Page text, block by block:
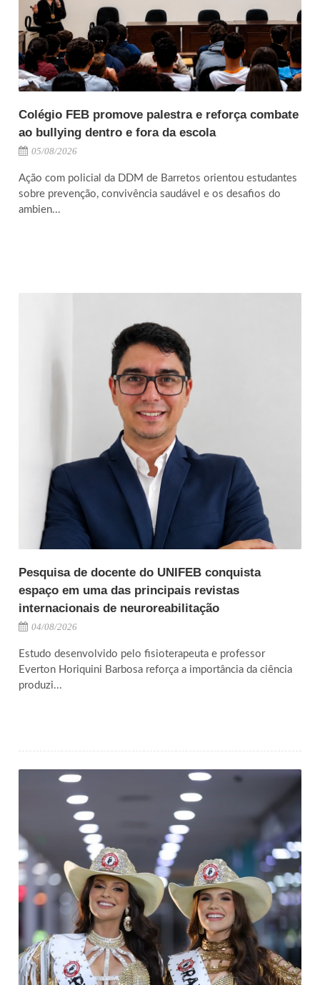
Colégio FEB promove palestra e reforça combate
ao bullying dentro e fora da escola
05/08/2026
Ação com policial da DDM de Barretos orientou estudantes
sobre prevenção, convivência saudável e os desafios do
ambien...
Pesquisa de docente do UNIFEB conquista
espaço em uma das principais revistas
internacionais de neuroreabilitação
04/08/2026
Estudo desenvolvido pelo fisioterapeuta e professor
Everton Horiquini Barbosa reforça a importância da ciência
produzi...